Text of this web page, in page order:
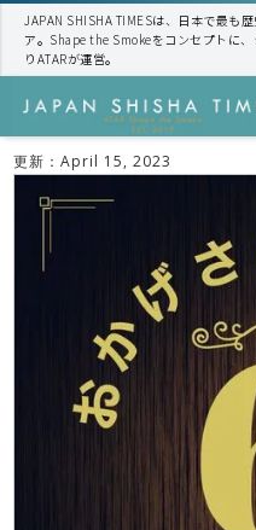
JAPAN SHISHA TIMESは、日本で最も
ア。Shape the Smokeをコンセプトに
りATARが運営。
更新：April 15, 2023